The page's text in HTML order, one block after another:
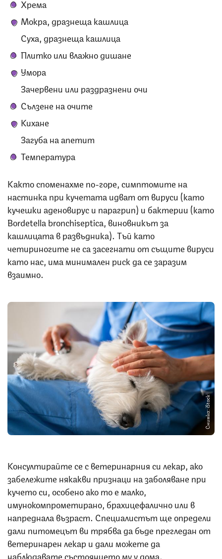
Хрема
Мокра, дразнеща кашлица
Суха, дразнеща кашлица
Плитко или влажно дишане
Умора
Зачервени или раздразнени очи
Сълзене на очите
Кихане
Загуба на апетит
Температура
Както споменахме по-горе, симптомите на
настинка при кучетата идват от вируси (като
кучешки аденовирус и парагрип) и бактерии (като
Bordetella bronchiseptica, виновникът за
кашлицата в развъдника). Тъй като
четириногите не са засегнати от същите вируси
като нас, има минимален риск да се заразим
взаимно.
Снимка: iStock
Консултирайте се с ветеринарния си лекар, ако
забележите някакви признаци на заболяване при
кучето си, особено ако то е малко,
имунокомпрометирано, брахицефалично или в
напреднала възраст. Специалистът ще определи
дали питомецът ви трябва да бъде прегледан от
ветеринарен лекар и дали можете да
наблюдавате състоянието му у дома.